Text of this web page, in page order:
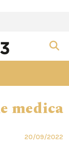
medica
20/09/2022